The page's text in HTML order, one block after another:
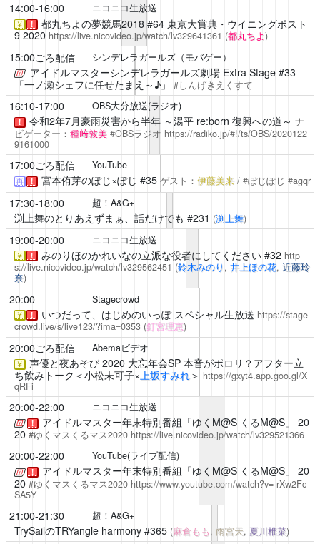
14:00-16:00 ニコニコ生放送
￥ ！ 都丸ちよの夢競馬2018#64 東京大賞典・ウイニングポスト
9 2020 https://live.nicovideo.jp/watch/lv329641361 (都丸ちよ)
15:00ごろ配信 シンデレラガールズ（モバゲー）
アイドルマスターシンデレラガールズ劇場Extra Stage #33
「一ノ瀬シェフに任せたまえ～♪」 #しんげきえくすて
16:10-17:00 OBS大分放送(ラジオ)
！ 令和2年7月豪雨災害から半年 ～湯平 re:born 復興への道～ ナ
ビゲーター： 種﨑敦美#OBSラジオ https://radiko.jp/#!/ts/OBS/2020122
9161000
17:00ごろ配信 YouTube
再 ！ 宮本侑芽のぽじ×ぽじ #35 ゲスト： 伊藤美来/ #ぽじぽじ #agqr
17:30-18:00 超！A&G+
渕上舞のとりあえずまぁ、話だけでも #231 (渕上舞)
19:00-20:00 ニコニコ生放送
￥ ！ みのりほのかれいなの立派な役者にしてください#32 http
s://live.nicovideo.jp/watch/lv329562451 (鈴木みのり , 井上ほの花, 近藤玲
奈)
20:00 Stagecrowd
￥ ！ いつだって、はじめのいっぽスペシャル生放送 https://stage
crowd.live/s/live123/?ima=0353 (釘宮理恵)
20:00ごろ配信 Abemaビデオ
￥ 声優と夜あそび2020 大忘年会SP 本音がポロリ？アフター立
ち飲みトーク＜小松未可子× 上坂すみれ＞ https://gxyt4.app.goo.gl/X
qRFi
20:00-22:00 ニコニコ生放送
！ アイドルマスター年末特別番組「ゆくM@S くるM@S」 20
20 #ゆくマスくるマス2020 https://live.nicovideo.jp/watch/lv329521366
20:00-22:00 YouTube(ライブ配信)
！ アイドルマスター年末特別番組「ゆくM@S くるM@S」 20
20 #ゆくマスくるマス2020 https://www.youtube.com/watch?v=-rXw2Fc
SA5Y
21:00-21:30 超！A&G+
TrySailのTRYangle harmony#365 (麻倉もも, 雨宮天, 夏川椎菜)